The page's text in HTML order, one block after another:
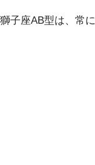
子座AB型は、常